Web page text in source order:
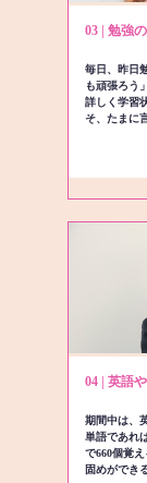
03 | 勉強
毎日、昨日
も頑張ろう
詳しく学習
そ、たまに
04 | 英語
期間中は、
単語であれ
で660個覚
固めができ